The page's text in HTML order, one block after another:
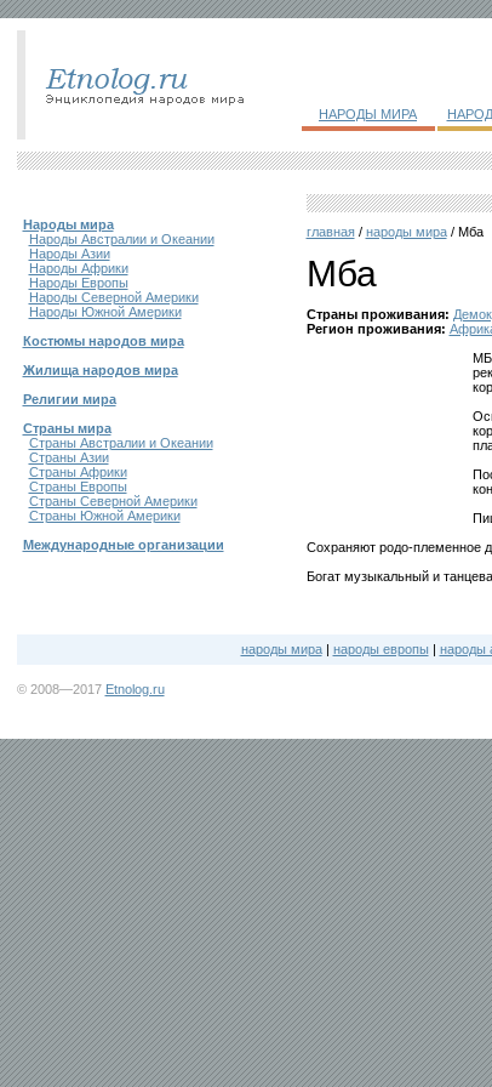
НАРОДЫ МИРА
Народы мира
Народы Австралии и Океании
Народы Азии
Народы Африки
Народы Европы
Народы Северной Америки
Народы Южной Америки
Костюмы народов мира
Жилища народов мира
Религии мира
Страны мира
Страны Австралии и Океании
Страны Азии
Страны Африки
Страны Европы
Страны Северной Америки
Страны Южной Америки
Международные организации
главная/ народы мира/ Мба
Мба
Страны проживания:
Регион проживания:
Сохраняют родо-племенное
Богат музыкальный и
народы мира| народы европы | народы
© 2008—2017 Etnolog.ru